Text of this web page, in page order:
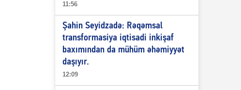
11:56
Şahin Seyidzadə: Rəqəmsal
transformasiya iqtisadi inkişaf
baxımından da mühüm əhəmiyyət
daşıyır.
12:09